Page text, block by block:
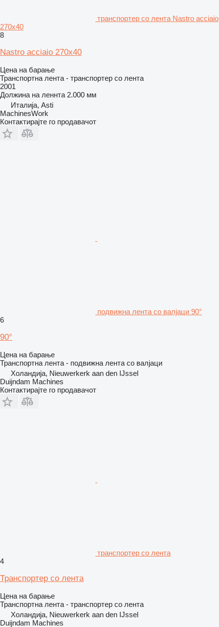
транспортер со лента Nastro acciaio
270x40
8
Nastro acciaio 270x40
Цена на барање
Транспортна лента - транспортер со лента
2001
Должина на леннта 2.000 мм
Италија, Asti
MachinesWork
Контактирајте го продавачот
подвижна лента со валјаци 90°
6
90°
Цена на барање
Транспортна лента - подвижна лента со валјаци
Холандија, Nieuwerkerk aan den IJssel
Duijndam Machines
Контактирајте го продавачот
транспортер со лента
4
Транспортер со лента
Цена на барање
Транспортна лента - транспортер со лента
Холандија, Nieuwerkerk aan den IJssel
Duijndam Machines